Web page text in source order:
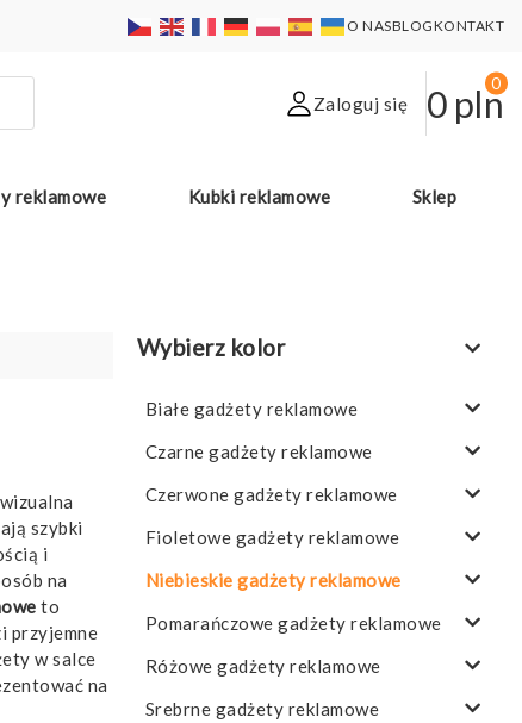
O NASBLOGKONTAKT
Zaloguj się 0 pln
0
reklamowe Kubki reklamowe Sklep
szybki
i
na
to
przyjemne
w salce
na
Wybierz kolor
Białe gadżety reklamowe
Czarne gadżety reklamowe
Czerwone gadżety reklamowe
Fioletowe gadżety reklamowe
Niebieskie gadżety reklamowe
Pomarańczowe gadżety reklamowe
Różowe gadżety reklamowe
Srebrne gadżety reklamowe